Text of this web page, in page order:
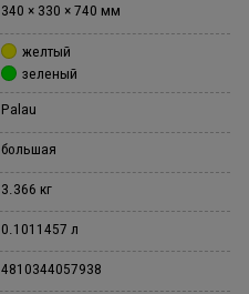
340 × 330 × 740 мм
желтый
зеленый
Palau
большая
3.366 кг
0.1011457 л
4810344057938